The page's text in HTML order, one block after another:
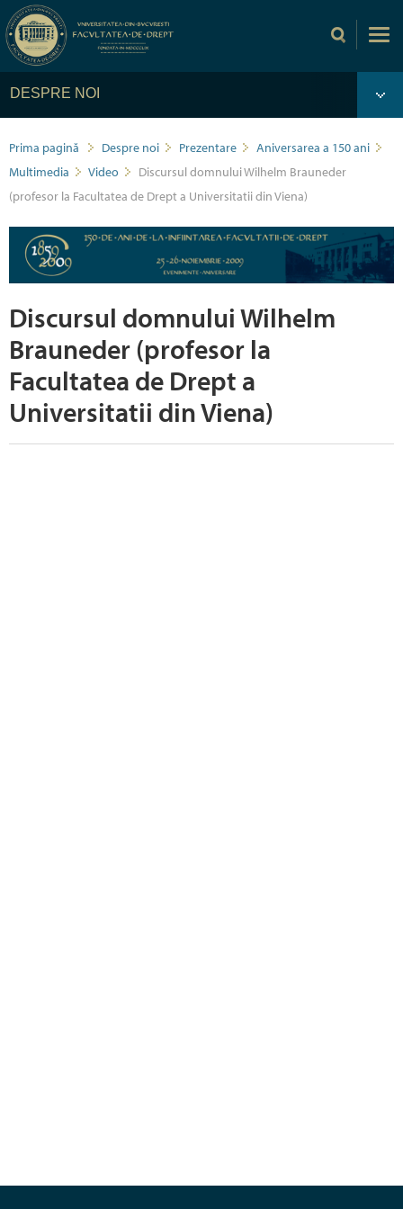
DESPRE NOI
Prima pagină Despre noi Prezentare
Aniversarea a 150 ani
Multimedia
Video
Discursul domnului Wilhelm Brauneder
(profesor la Facultatea de Drept a Universitatii din Viena)
Discursul domnului Wilhelm
Brauneder (profesor la
Facultatea de Drept a
Universitatii din Viena)